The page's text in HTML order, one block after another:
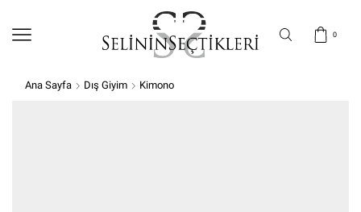
0
Ana Sayfa Dış Giyim Kimono